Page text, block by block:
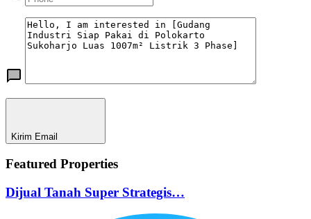
Kirim Email
Featured Properties
Dijual Tanah Super Strategis…